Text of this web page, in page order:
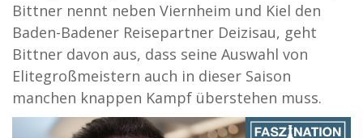
Bittner nennt neben Viernheim und Kiel den
Baden-Badener Reisepartner Deizisau, geht
Bittner davon aus, dass seine Auswahl von
Elitegroßmeistern auch in dieser Saison
manchen knappen Kampf überstehen muss.